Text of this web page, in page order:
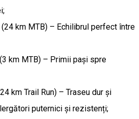
(24 km MTB) – Echilibrul perfect între
(3 km MTB) – Primii pași spre
km Trail Run) – Traseu dur și
puternici și rezistenți;